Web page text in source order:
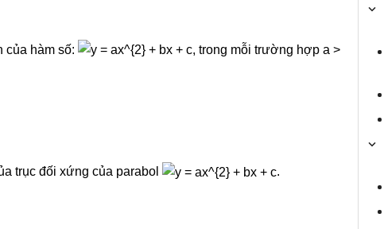
của hàm số:
, trong mỗi trường hợp a >
trục đối xứng của parabol .